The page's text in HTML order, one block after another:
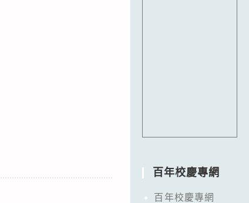
百年校慶專網
百年校慶專網